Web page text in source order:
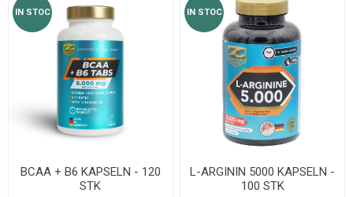
IN STOC
BCAA + B6 KAPSELN - 120
STK
IN STOC
L-ARGININ 5000 KAPSELN -
100 STK